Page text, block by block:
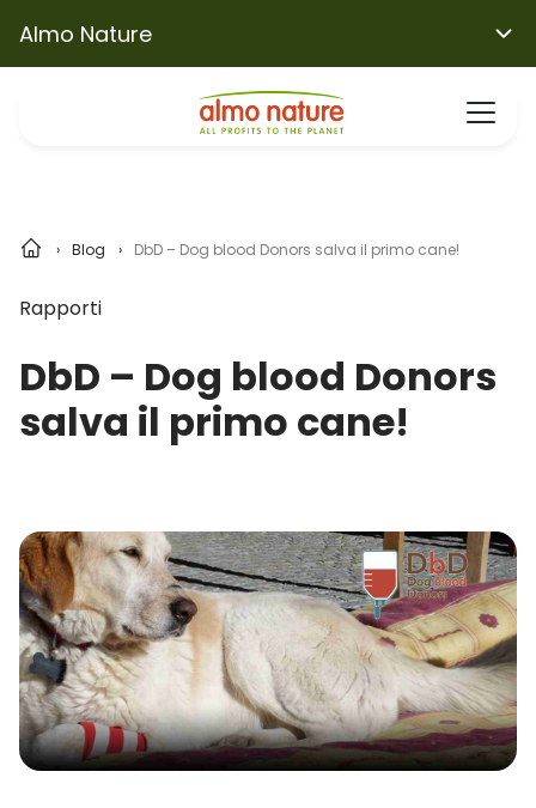
Almo Nature
Blog DbD – Dog blood Donors salva il primo cane!
Rapporti
DbD – Dog blood Donors
salva il primo cane!